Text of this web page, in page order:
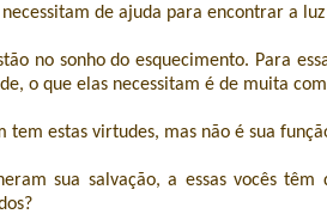
de ajuda para encontrar a luz
no sonho do esquecimento. Para
o que elas necessitam é de muita
estas virtudes, mas não é sua
sua salvação, a essas vocês